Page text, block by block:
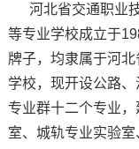
河北省交通职业技
等专业学校成立于
牌子，均隶属于河
学校，现开设公路
专业群十二个专业
室、城轨专业实验